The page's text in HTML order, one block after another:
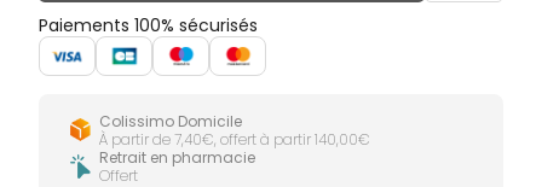
Paiements 100% sécurisés
Colissimo Domicile
À partir de 7,40€, offert à partir 140,00€
Retrait en pharmacie
Offert